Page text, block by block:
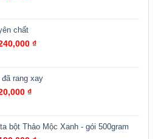
chất
₫
rang xay
₫
bột Thảo Mộc Xanh - gói 500gram